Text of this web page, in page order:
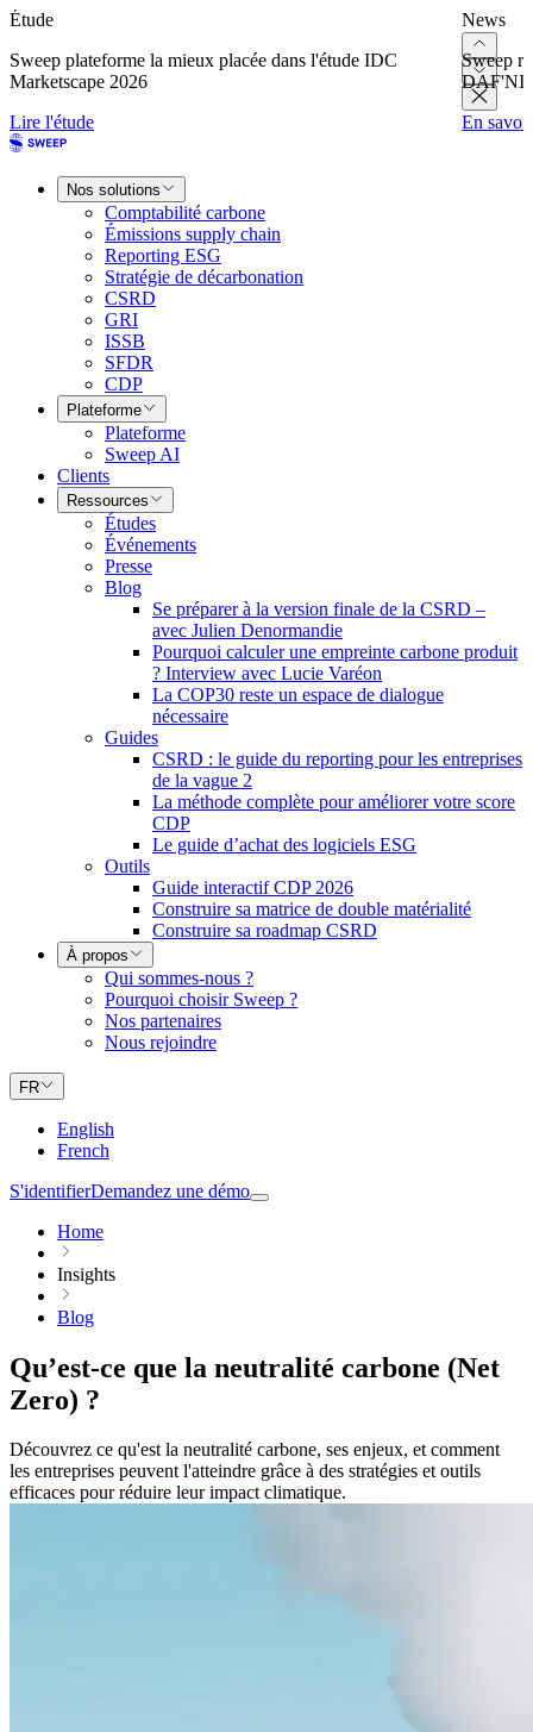
Étude
Sweep plateforme la mieux placée dans l'étude IDC
Marketscape 2026
Lire l'étude
News
Sweep
En
Nos solutions
Comptabilité carbone
Émissions supply chain
Reporting ESG
Stratégie de décarbonation
CSRD
GRI
ISSB
SFDR
CDP
Plateforme
Plateforme
Sweep AI
Clients
Ressources
Études
Événements
Presse
Blog
Se préparer à la version finale de la CSRD –
avec Julien Denormandie
Pourquoi calculer une empreinte carbone produit
? Interview avec Lucie Varéon
La COP30 reste un espace de dialogue
nécessaire
Guides
CSRD : le guide du reporting pour les entreprises
de la vague 2
La méthode complète pour améliorer votre score
CDP
Le guide d’achat des logiciels ESG
Outils
Guide interactif CDP 2026
Construire sa matrice de double matérialité
Construire sa roadmap CSRD
À propos
Qui sommes-nous ?
Pourquoi choisir Sweep ?
Nos partenaires
Nous rejoindre
FR
English
French
S'identifierDemandez une démo
Home
Insights
Blog
Qu’est-ce que la neutralité carbone (Net
Zero) ?
Découvrez ce qu'est la neutralité carbone, ses enjeux, et comment
les entreprises peuvent l'atteindre grâce à des stratégies et outils
efficaces pour réduire leur impact climatique.